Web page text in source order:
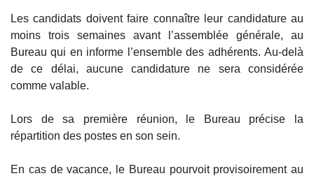
Les candidats doivent faire connaître leur candidature au
moins trois semaines avant l’assemblée générale, au
Bureau qui en informe l’ensemble des adhérents. Au-delà
de ce délai, aucune candidature ne sera considérée
comme valable.
Lors de sa première réunion, le Bureau précise la
répartition des postes en son sein.
En cas de vacance, le Bureau pourvoit provisoirement au